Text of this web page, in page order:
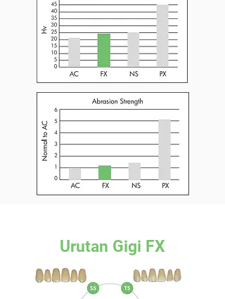
Urutan Gigi FX